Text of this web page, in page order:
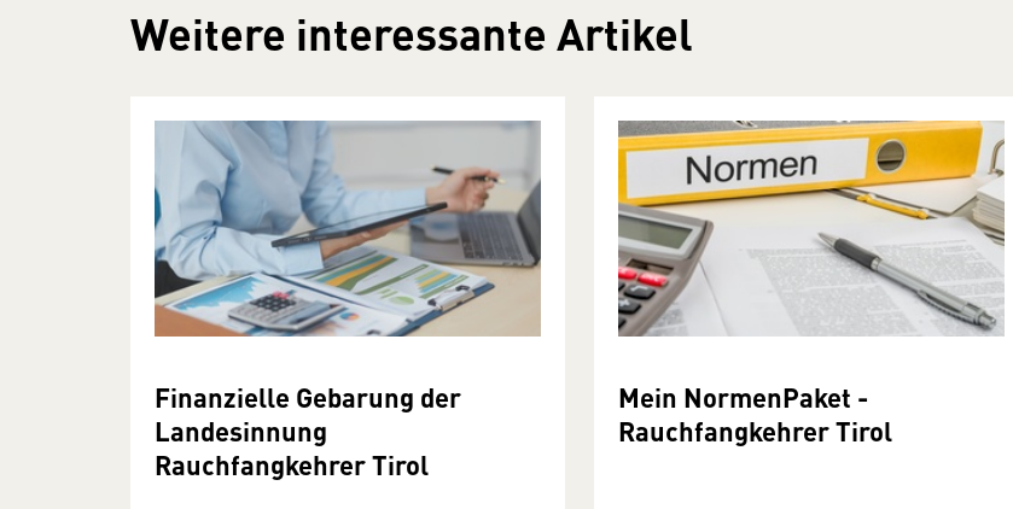
Weitere interessante Artikel
Finanzielle Gebarung der
Landesinnung
Rauchfangkehrer Tirol
Mein NormenPaket -
Rauchfangkehrer Tirol